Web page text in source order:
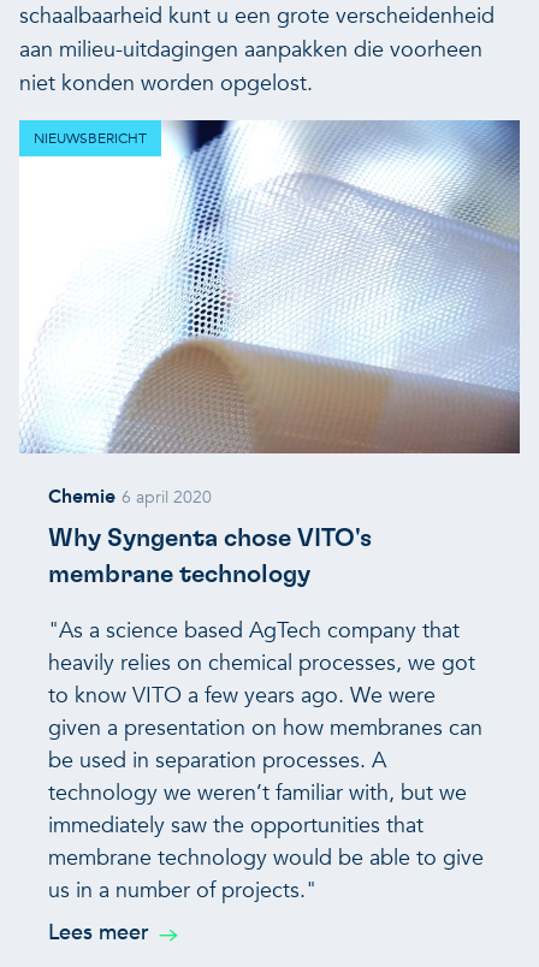
schaalbaarheid kunt u een grote verscheidenheid
aan milieu-uitdagingen aanpakken die voorheen
niet konden worden opgelost.
NIEUWSBERICHT
Chemie 6 april 2020
Why Syngenta chose VITO's
membrane technology
"As a science based AgTech company that
heavily relies on chemical processes, we got
to know VITO a few years ago. We were
given a presentation on how membranes can
be used in separation processes. A
technology we weren’t familiar with, but we
immediately saw the opportunities that
membrane technology would be able to give
us in a number of projects."
Lees meer